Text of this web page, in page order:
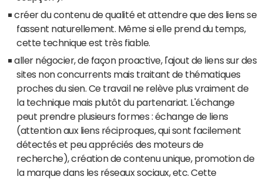
créer du contenu de qualité et attendre que des liens se
fassent naturellement. Même si elle prend du temps,
cette technique est très fiable.
aller négocier, de façon proactive, l'ajout de liens sur des
sites non concurrents mais traitant de thématiques
proches du sien. Ce travail ne relève plus vraiment de
la technique mais plutôt du partenariat. L'échange
peut prendre plusieurs formes : échange de liens
(attention aux liens réciproques, qui sont facilement
détectés et peu appréciés des moteurs de
recherche), création de contenu unique, promotion de
la marque dans les réseaux sociaux, etc. Cette